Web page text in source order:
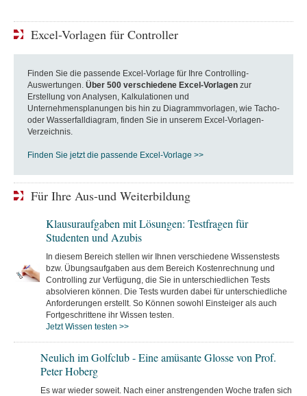
Excel-Vorlagen für Controller
Finden Sie die passende Excel-Vorlage für Ihre Controlling-
Auswertungen. Über 500 verschiedene Excel-Vorlagen zur
Erstellung von Analysen, Kalkulationen und
Unternehmensplanungen bis hin zu Diagrammvorlagen, wie Tacho-
oder Wasserfalldiagram, finden Sie in unserem Excel-Vorlagen-
Verzeichnis.
Finden Sie jetzt die passende Excel-Vorlage >>
Für Ihre Aus-und Weiterbildung
Klausuraufgaben mit Lösungen: Testfragen für
Studenten und Azubis
In diesem Bereich stellen wir Ihnen verschiedene Wissenstests
bzw. Übungsaufgaben aus dem Bereich Kostenrechnung und
Controlling zur Verfügung, die Sie in unterschiedlichen Tests
absolvieren können. Die Tests wurden dabei für unterschiedliche
Anforderungen erstellt. So Können sowohl Einsteiger als auch
Fortgeschrittene ihr Wissen testen.
Jetzt Wissen testen >>
Neulich im Golfclub - Eine amüsante Glosse von Prof.
Peter Hoberg
Es war wieder soweit. Nach einer anstrengenden Woche trafen sich